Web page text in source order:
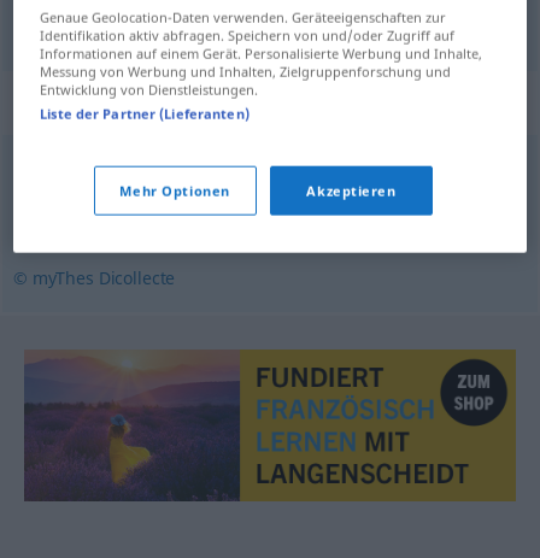
Illuminatorm enlumineur
Synonyme für "enlumineur"
peintre,miniaturiste artiste,aquarelliste
pastelliste,paysagiste,portraitiste,animalier
© myThes Dicollecte
Genaue Geolocation-Daten verwenden. Geräteeigenschaften zur
Identifikation aktiv abfragen. Speichern von und/oder Zugriff auf
Informationen auf einem Gerät. Personalisierte Werbung und Inhalte,
Messung von Werbung und Inhalten, Zielgruppenforschung und
Entwicklung von Dienstleistungen.
Liste der Partner (Lieferanten)
Mehr Optionen Akzeptieren